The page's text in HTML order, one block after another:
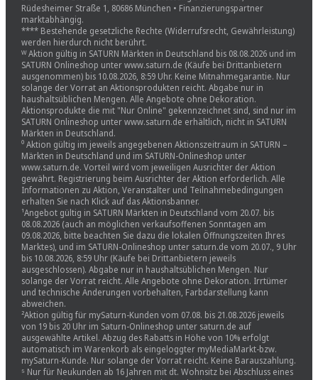
Rüdesheimer Straße 1, 80686 München • Finanzierungspartner
marktabhängig.
**** Bestehende gesetzliche Rechte (Widerrufsrecht, Gewährleistung)
werden hierdurch nicht berührt.
ᵂ Aktion gültig in SATURN Märkten in Deutschland bis 08.08.2026 und im
SATURN Onlineshop unter www.saturn.de (Käufe bei Drittanbietern
ausgenommen) bis 10.08.2026, 8:59 Uhr. Keine Mitnahmegarantie. Nur
solange der Vorrat an Aktionsprodukten reicht. Abgabe nur in
haushaltsüblichen Mengen. Alle Angebote ohne Dekoration.
Aktionsprodukte die mit "Nur Online" gekennzeichnet sind, sind nur im
SATURN Onlineshop unter www.saturn.de erhältlich, nicht in SATURN
Märkten in Deutschland.
⁰ Aktion gültig im jeweils angegebenen Aktionszeitraum in SATURN –
Märkten in Deutschland und im SATURN-Onlineshop unter
www.saturn.de. Vorteil wird vom jeweiligen Ausrichter der Aktion
gewährt. Registrierung beim Ausrichter der Aktion erforderlich. Alle
Informationen zu Aktion, Veranstalter und Teilnahmebedingungen
erhalten Sie nach Klick auf das Aktionsbanner.
¹Angebot gültig in SATURN Märkten in Deutschland vom 20.07. bis
08.08.2026 (auch an möglichen verkaufsoffenen Sonntagen am
09.08.2026, bitte beachten Sie dazu die lokalen Öffnungszeiten Ihres
Marktes), und im SATURN-Onlineshop unter saturn.de vom 20.07., 9 Uhr
bis 10.08.2026, 8:59 Uhr (Käufe bei Drittanbietern jeweils
ausgeschlossen). Abgabe nur in haushaltsüblichen Mengen. Nur
solange der Vorrat reicht. Alle Angebote ohne Dekoration. Irrtümer
und technische Änderungen vorbehalten, Farbdarstellung kann
abweichen.
²Aktion gültig für mySaturn-Kunden vom 07.08. bis 21.08.2026 jeweils
von 19 bis 20 Uhr im Saturn-Onlineshop unter saturn.de auf
ausgewählte Artikel. Abzug des Rabatts in Höhe von 10% erfolgt
automatisch im Warenkorb als eingeloggter myMediaMarkt-bzw.
mySaturn-Kunde. Nur solange der Vorrat reicht. Keine Barauszahlung.
⁵ Nur für Neukunden ab 16 Jahren mit dt. Wohnsitz bei Abschluss eines